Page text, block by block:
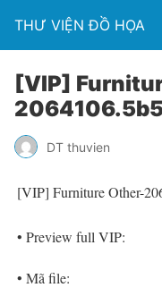
THƯ VIỆN ĐỒ HỌA
[VIP]
DT thuvien
[VIP] Furniture Other-
• Preview full VIP:
• Mã file: